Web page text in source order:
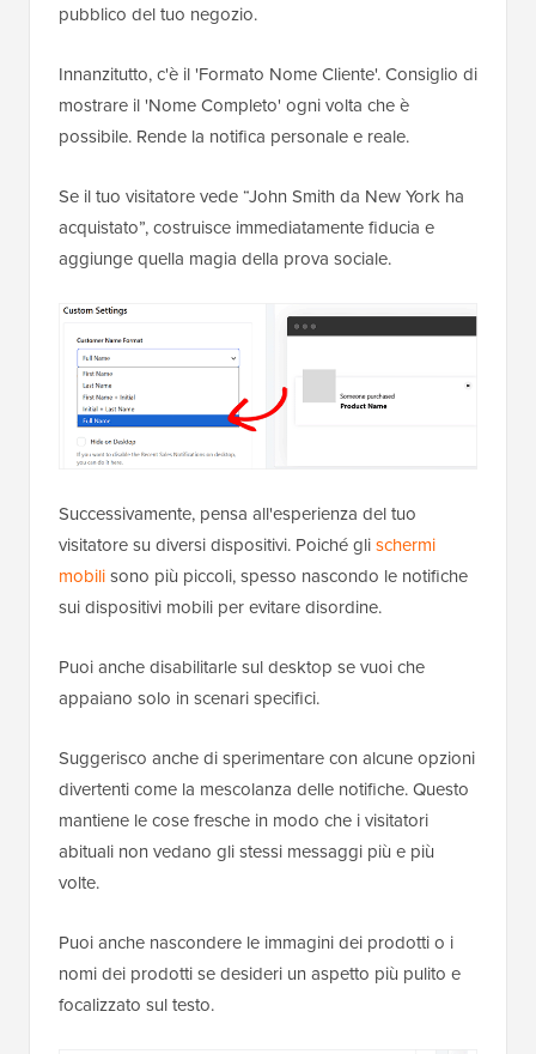
pubblico del tuo negozio.
Innanzitutto, c'è il 'Formato Nome Cliente'. Consiglio di
mostrare il 'Nome Completo' ogni volta che è
possibile. Rende la notifica personale e reale.
Se il tuo visitatore vede “John Smith da New York ha
acquistato”, costruisce immediatamente fiducia e
aggiunge quella magia della prova sociale.
Successivamente, pensa all'esperienza del tuo
visitatore su diversi dispositivi. Poiché glischermi
mobilisono più piccoli, spesso nascondo le notifiche
sui dispositivi mobili per evitare disordine.
Puoi anche disabilitarle sul desktop se vuoi che
appaiano solo in scenari specifici.
Suggerisco anche di sperimentare con alcune opzioni
divertenti come la mescolanza delle notifiche. Questo
mantiene le cose fresche in modo che i visitatori
abituali non vedano gli stessi messaggi più e più
volte.
Puoi anche nascondere le immagini dei prodotti o i
nomi dei prodotti se desideri un aspetto più pulito e
focalizzato sul testo.